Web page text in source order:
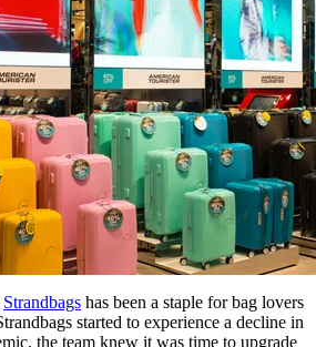
Strandbags has been a staple for bag lovers
started to experience a decline in
the team knew it was time to upgrade